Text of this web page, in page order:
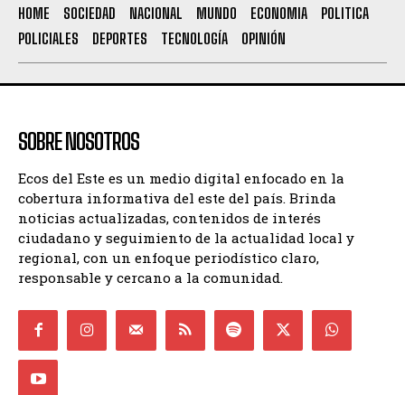
HOME SOCIEDAD NACIONAL MUNDO ECONOMIA
POLITICA
POLICIALES
DEPORTES TECNOLOGÍA OPINIÓN
SOBRE NOSOTROS
Ecos del Este es un medio digital enfocado en la
cobertura informativa del este del país. Brinda
noticias actualizadas, contenidos de interés
ciudadano y seguimiento de la actualidad local y
regional, con un enfoque periodístico claro,
responsable y cercano a la comunidad.